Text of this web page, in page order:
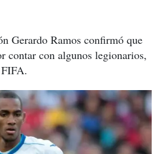
Gerardo Ramos confirmó que
contar con algunos legionarios,